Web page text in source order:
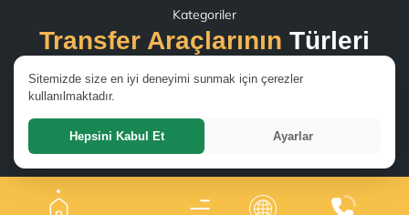
Sitemizde size en iyi deneyimi sunmak için çerezler
kullanılmaktadır.
Hepsini Kabul Et Ayarlar
Kategoriler
Transfer Araçlarının Türleri
Mercedes Sprinter
Volkswagen Transporter